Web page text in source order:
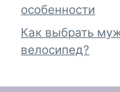
особенности
Как выбрать
велосипед?